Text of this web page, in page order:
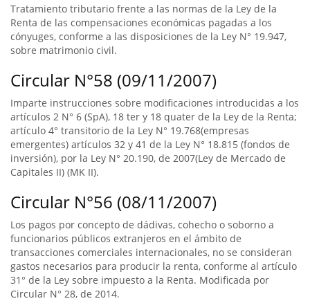
Tratamiento tributario frente a las normas de la Ley de la
Renta de las compensaciones económicas pagadas a los
cónyuges, conforme a las disposiciones de la Ley N° 19.947,
sobre matrimonio civil.
Circular N°58 (09/11/2007)
Imparte instrucciones sobre modificaciones introducidas a los
artículos 2 N° 6 (SpA), 18 ter y 18 quater de la Ley de la Renta;
artículo 4° transitorio de la Ley N° 19.768(empresas
emergentes) artículos 32 y 41 de la Ley N° 18.815 (fondos de
inversión), por la Ley N° 20.190, de 2007(Ley de Mercado de
Capitales II) (MK II).
Circular N°56 (08/11/2007)
Los pagos por concepto de dádivas, cohecho o soborno a
funcionarios públicos extranjeros en el ámbito de
transacciones comerciales internacionales, no se consideran
gastos necesarios para producir la renta, conforme al artículo
31° de la Ley sobre impuesto a la Renta. Modificada por
Circular N° 28, de 2014.